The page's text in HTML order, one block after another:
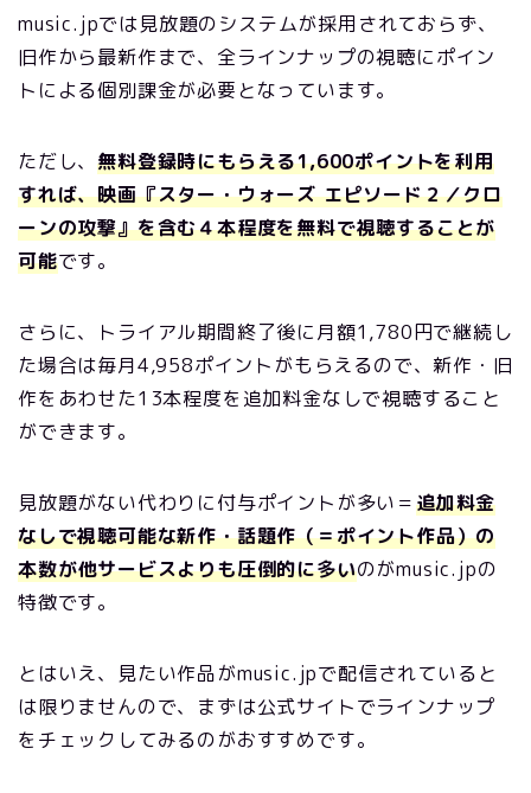
music.jpでは見放題のシステムが採用されておらず、
旧作から最新作まで、全ラインナップの視聴にポイン
トによる個別課金が必要となっています。
ただし、無料登録時にもらえる1,600ポイントを利用
すれば、映画『スター・ウォーズ エピソード２／クロ
ーンの攻撃』を含む４本程度を無料で視聴することが
可能です。
さらに、トライアル期間終了後に月額1,780円で継続し
た場合は毎月4,958ポイントがもらえるので、新作・旧
作をあわせた13本程度を追加料金なしで視聴すること
ができます。
見放題がない代わりに付与ポイントが多い＝追加料金
なしで視聴可能な新作・話題作（＝ポイント作品）の
本数が他サービスよりも圧倒的に多いのがmusic.jpの
特徴です。
とはいえ、見たい作品がmusic.jpで配信されていると
は限りませんので、まずは公式サイトでラインナップ
をチェックしてみるのがおすすめです。